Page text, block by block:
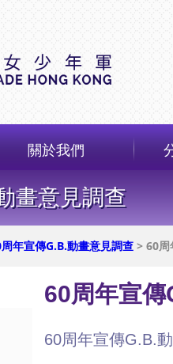
關於我們
畫意見調查
年宣傳G.B.動畫意見調查 > 60周
60周年宣
60周年宣傳G.B.